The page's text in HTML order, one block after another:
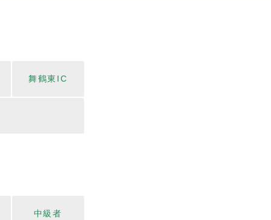
舞鶴東IC
中級者